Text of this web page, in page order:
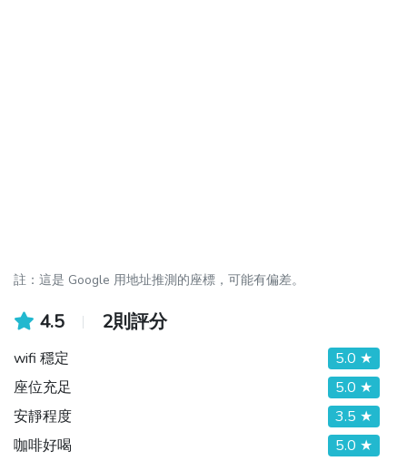
註：這是 Google 用地址推測的座標，可能有偏差。
4.5 2則評分
wifi 穩定
5.0 ★
座位充足
5.0 ★
安靜程度
3.5 ★
咖啡好喝
5.0 ★